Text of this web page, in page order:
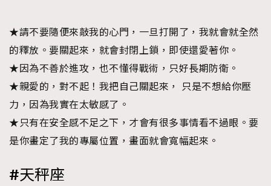
★請不要隨便來敲我的心門，一旦打開了，我就會就全然
的釋放。要關起來，就會封閉上鎖，即使還愛著你。
★因為不善於進攻，也不懂得戰術，只好長期防衛。
★親愛的，對不起！我把自己關起來， 只是不想給你壓
力，因為我實在太敏感了。
★只有在安全感不足之下，才會有很多事情看不過眼。要
是你畫定了我的專屬位置，畫面就會寬幅起來。
#天秤座